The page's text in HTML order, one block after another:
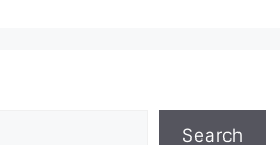
Search